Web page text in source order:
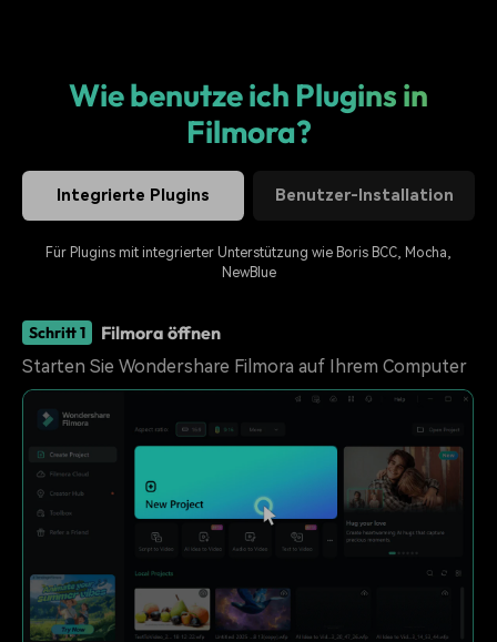
Wie benutze ich Plugins in
Filmora?
Integrierte Plugins Benutzer-Installation
Für Plugins mit integrierter Unterstützung wie Boris BCC, Mocha,
NewBlue
Schritt 1 Filmora öffnen
Starten Sie Wondershare Filmora auf Ihrem Computer